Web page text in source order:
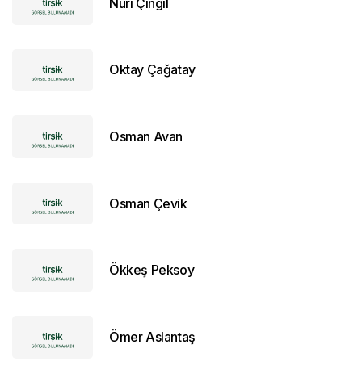
Oktay Çağatay
Osman Avan
Osman Çevik
Ökkeş Peksoy
Ömer Aslantaş